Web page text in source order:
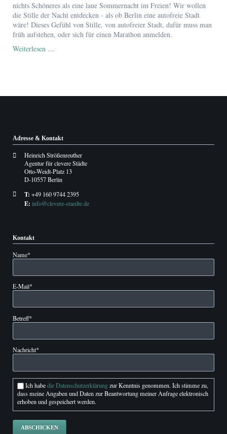
nichts Schöneres als eine laue Sommernacht im Freien! Wir wollen
die Stille der Nacht entdecken - als ob Berlin eine autofreie Stadt
wäre! Dieses Gefühl von Stille, von autofreier Stadt, dafür muss man
früh aufstehen, oder sich für einen Marathon anmelden.
Weiterlesen …
Adresse & Kontakt
Heinrich Strößenreuther
Agentur für clevere Städte
Otto-Weidt-Platz 13
D-10557 Berlin
T: +49 160 9744 2395
E: info@clevere-staedte.de
Kontakt
Pflichtfeld
Name*
Pflichtfeld
E-Mail*
Pflichtfeld
Betreff*
Pflichtfeld
Nachricht*
Ich habedie Datenschutzerklärungzur Kenntnis genommen. Ich stimme zu,
dass meine Angaben und Daten zur Beantwortung meiner Anfrage elektronisch
erhoben und gespeichert werden.
ABSCHICKEN